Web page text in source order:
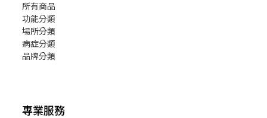
所有商品
功能分類
場所分類
病症分類
品牌分類
專業服務